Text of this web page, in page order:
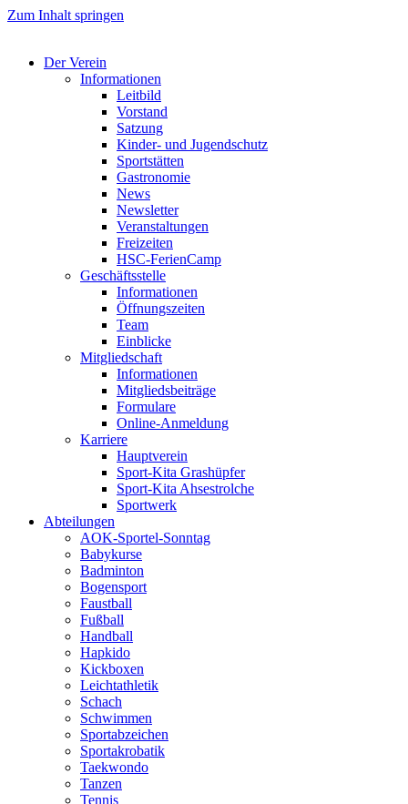
Zum Inhalt springen
Der Verein
Informationen
Leitbild
Vorstand
Satzung
Kinder- und Jugendschutz
Sportstätten
Gastronomie
News
Newsletter
Veranstaltungen
Freizeiten
HSC-FerienCamp
Geschäftsstelle
Informationen
Öffnungszeiten
Team
Einblicke
Mitgliedschaft
Informationen
Mitgliedsbeiträge
Formulare
Online-Anmeldung
Karriere
Hauptverein
Sport-Kita Grashüpfer
Sport-Kita Ahsestrolche
Sportwerk
Abteilungen
AOK-Sportel-Sonntag
Babykurse
Badminton
Bogensport
Faustball
Fußball
Handball
Hapkido
Kickboxen
Leichtathletik
Schach
Schwimmen
Sportabzeichen
Sportakrobatik
Taekwondo
Tanzen
Tennis